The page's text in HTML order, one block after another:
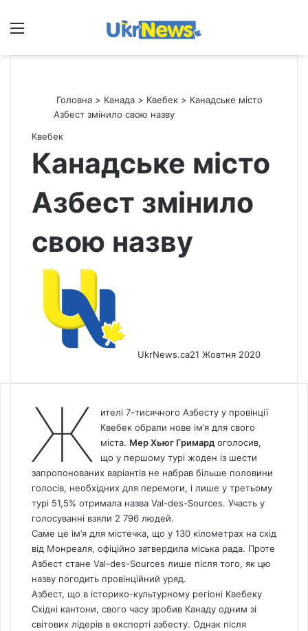
Меню
Головна > Канада > Квебек > Канадське місто
Азбест змінило свою назву
Квебек
Канадське місто
Азбест змінило
свою назву
UkrNews.ca21 Жовтня 2020
Ж
ителі 7-тисячного Азбесту у провінції
Квебек обрали нове ім’я для свого
міста. Мер Хьюг Гримардоголосив,
що у першому турі жоден із шести
запропонованих варіантів не набрав більше половини
голосів, необхідних для перемоги, і лише у третьому
турі 51,5% отримала назва Val-des-Sources. Участь у
голосуванні взяли 2 796 людей.
Саме це ім’я для містечка, що у 130 кілометрах на схід
від Монреаля, офіційно затвердила міська рада. Проте
Азбест стане Val-des-Sources лише після того, як цю
назву погодить провінційний уряд.
Азбест, що в історико-культурному регіоні Квебеку
Східні кантони, свого часу зробив Канаду одним зі
світових лідерів в експорті азбесту. Однак після